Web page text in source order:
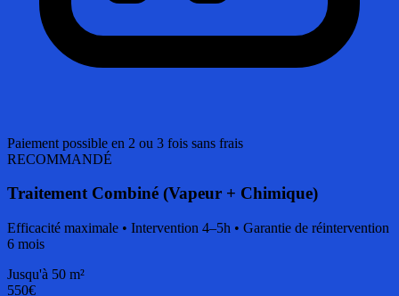
Paiement possible en 2 ou 3 fois sans frais
RECOMMANDÉ
Traitement Combiné (Vapeur + Chimique)
Efficacité maximale • Intervention 4–5h • Garantie de réintervention
6 mois
Jusqu'à 50 m²
550€